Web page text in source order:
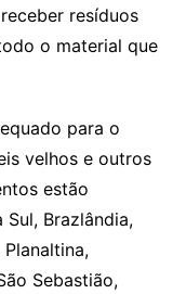
resíduos
o material que
para o
velhos e outros
estão
Sul, Brazlândia,
Planaltina,
Sebastião,